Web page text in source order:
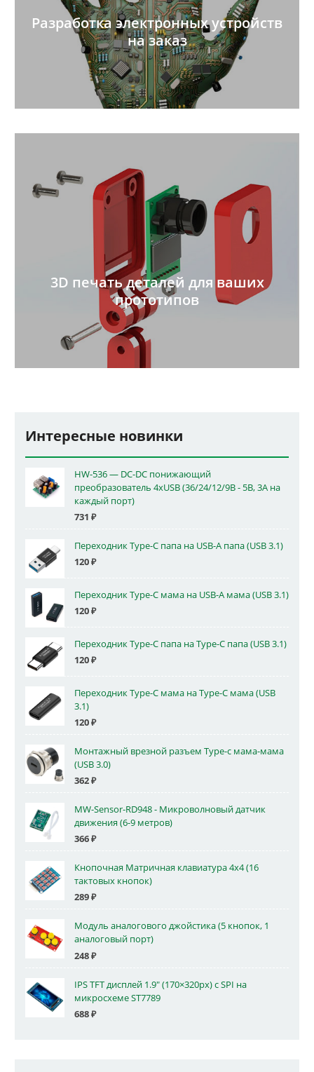
Разработка электронных устройств
на заказ
3D печать деталей для ваших
прототипов
Интересные новинки
HW-536 — DC-DC понижающий
преобразователь 4xUSB (36/24/12/9В - 5В, 3А на
каждый порт)
731 ₽
Переходник Type-C папа на USB-A папа (USB 3.1)
120₽
Переходник Type-C мама на USB-A мама (USB 3.1)
120₽
Переходник Type-C папа на Type-C папа (USB 3.1)
120₽
Переходник Type-C мама на Type-C мама (USB
3.1)
120₽
Монтажный врезной разъем Type-c мама-мама
(USB 3.0)
362₽
MW-Sensor-RD948 - Микроволновый датчик
движения (6-9 метров)
366₽
Кнопочная Матричная клавиатура 4x4 (16
тактовых кнопок)
289₽
Модуль аналогового джойстика (5 кнопок, 1
аналоговый порт)
248₽
IPS TFT дисплей 1.9" (170×320px) с SPI на
микросхеме ST7789
688₽